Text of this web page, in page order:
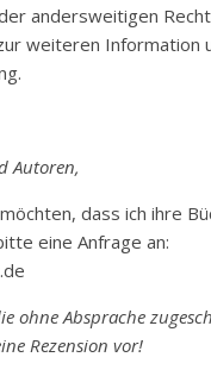
andersweitigen
weiteren Information
Autoren,
dass ich ihre
eine Anfrage an:
ohne Absprache
Rezension vor!